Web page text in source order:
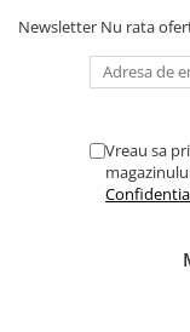
vizitati
Instructiuni
un topper,
pentru a
sanatoasa.
hraniti cu
corporala.
factori.
Newsletter Nu rata
Vreau sa